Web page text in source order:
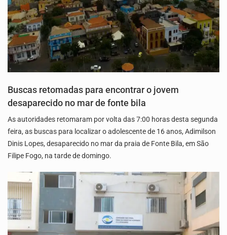
Buscas retomadas para encontrar o jovem
desaparecido no mar de fonte bila
As autoridades retomaram por volta das 7:00 horas desta segunda
feira, as buscas para localizar o adolescente de 16 anos, Adimilson
Dinis Lopes, desaparecido no mar da praia de Fonte Bila, em São
Filipe Fogo, na tarde de domingo.